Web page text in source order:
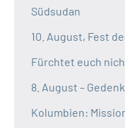
Südsudan
10. August, Fest
Fürchtet euch
8. August –
Kolumbien: